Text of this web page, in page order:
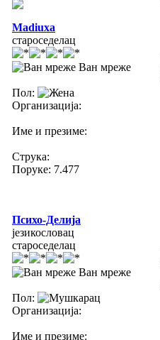
Madiuxa
староседелац
Ван мреже
Пол:
Организација:
Име и презиме:
Струка:
Поруке: 7.477
Психо-Делија
језикословац
староседелац
Ван мреже
Пол:
Организација:
Име и презиме: